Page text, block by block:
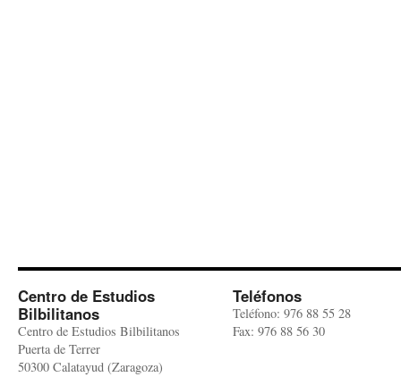
Centro de Estudios
Bilbilitanos
Centro de Estudios Bilbilitanos
Puerta de Terrer
50300 Calatayud (Zaragoza)
Teléfonos
Teléfono: 976 88 55 28
Fax: 976 88 56 30